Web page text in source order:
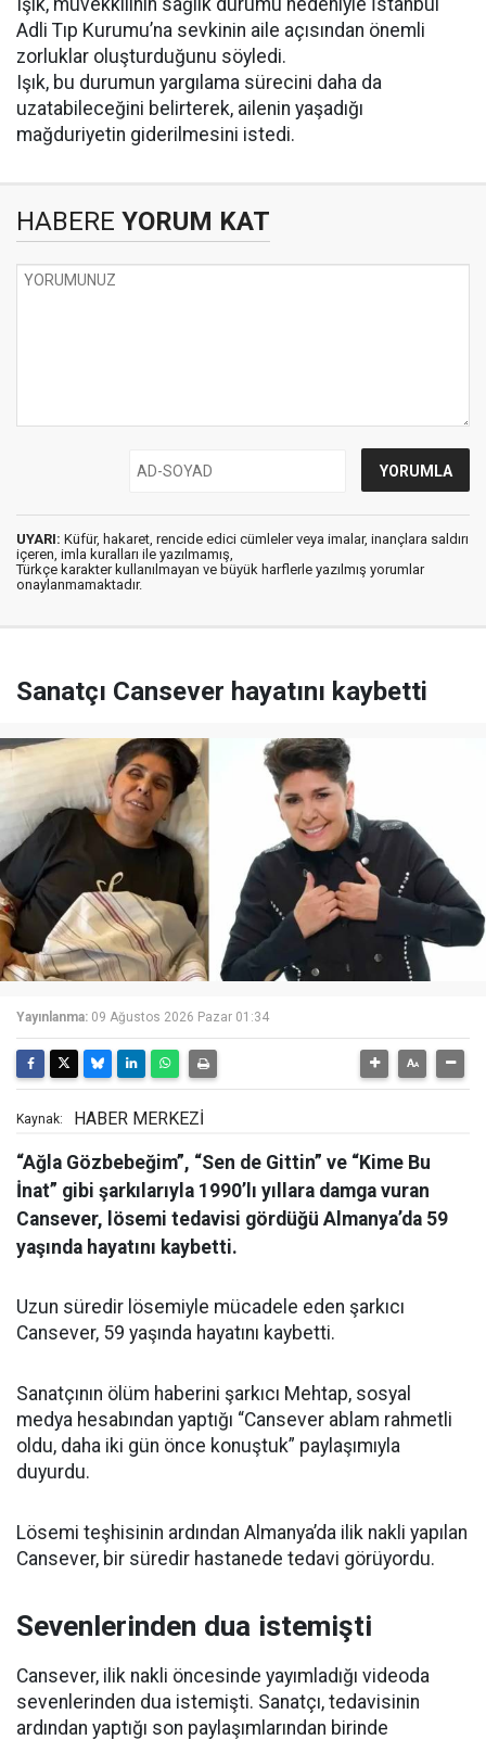
Adli Tıp Kurumu’na sevkinin aile açısından önemli
zorluklar oluşturduğunu söyledi.
Işık, bu durumun yargılama sürecini daha da
uzatabileceğini belirterek, ailenin yaşadığı
mağduriyetin giderilmesini istedi.
HABERE YORUM KAT
UYARI: Küfür, hakaret, rencide edici cümleler veya imalar, inançlara saldırı
içeren, imla kuralları ile yazılmamış,
Türkçe karakter kullanılmayan ve büyük harflerle yazılmış yorumlar
onaylanmamaktadır.
Sanatçı Cansever hayatını kaybetti
Yayınlanma: 09 Ağustos 2026 Pazar 01:34
Kaynak: HABER MERKEZİ
“Ağla Gözbebeğim”, “Sen de Gittin” ve “Kime Bu
İnat” gibi şarkılarıyla 1990’lı yıllara damga vuran
Cansever, lösemi tedavisi gördüğü Almanya’da 59
yaşında hayatını kaybetti.
Uzun süredir lösemiyle mücadele eden şarkıcı
Cansever, 59 yaşında hayatını kaybetti.
Sanatçının ölüm haberini şarkıcı Mehtap, sosyal
medya hesabından yaptığı “Cansever ablam rahmetli
oldu, daha iki gün önce konuştuk” paylaşımıyla
duyurdu.
Lösemi teşhisinin ardından Almanya’da ilik nakli yapılan
Cansever, bir süredir hastanede tedavi görüyordu.
Sevenlerinden dua istemişti
Cansever, ilik nakli öncesinde yayımladığı videoda
sevenlerinden dua istemişti. Sanatçı, tedavisinin
ardından yaptığı son paylaşımlarından birinde